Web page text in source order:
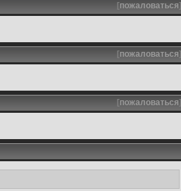
[пожаловаться]
[пожаловаться]
[пожаловаться]